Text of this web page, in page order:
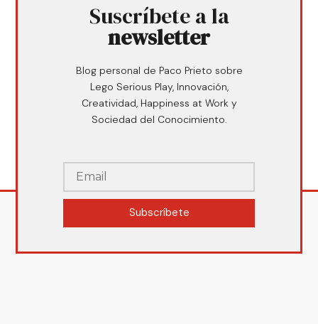
Suscríbete a la
newsletter
Blog personal de Paco Prieto sobre
Lego Serious Play, Innovación,
Creatividad, Happiness at Work y
Sociedad del Conocimiento.
Subscríbete